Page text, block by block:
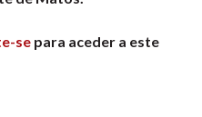
se para aceder a este